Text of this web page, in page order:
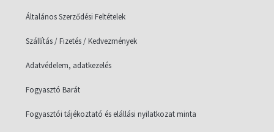
Általános Szerződési Feltételek
Szállítás / Fizetés / Kedvezmények
Adatvédelem, adatkezelés
Fogyasztó Barát
Fogyasztói tájékoztató és elállási nyilatkozat minta